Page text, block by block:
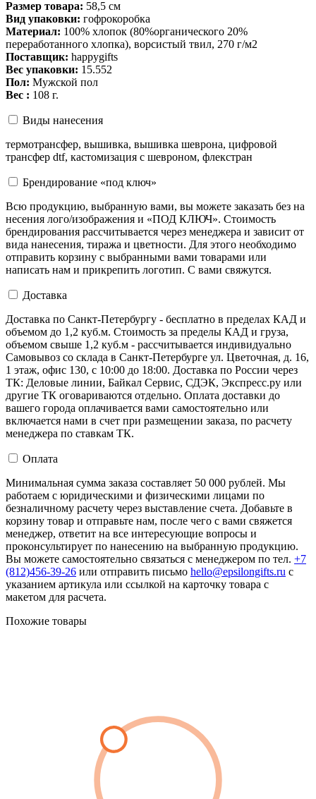
Размер товара: 58,5 см
Вид упаковки: гофрокоробка
Материал: 100% хлопок (80%органического 20%
переработанного хлопка), ворсистый твил, 270 г/м2
Поставщик: happygifts
Вес упаковки: 15.552
Пол: Мужской пол
Вес : 108 г.
Виды нанесения
термотрансфер, вышивка, вышивка шеврона, цифровой
трансфер dtf, кастомизация с шевроном, флекстран
Брендирование «под ключ»
Всю продукцию, выбранную вами, вы можете заказать без на
несения лого/изображения и «ПОД КЛЮЧ». Стоимость
брендирования рассчитывается через менеджера и зависит от
вида нанесения, тиража и цветности. Для этого необходимо
отправить корзину с выбранными вами товарами или
написать нам и прикрепить логотип. С вами свяжутся.
Доставка
Доставка по Санкт-Петербургу - бесплатно в пределах КАД и
объемом до 1,2 куб.м. Стоимость за пределы КАД и груза,
объемом свыше 1,2 куб.м - рассчитывается индивидуально
Самовывоз со склада в Санкт-Петербурге ул. Цветочная, д. 16,
1 этаж, офис 130, с 10:00 до 18:00. Доставка по России через
ТК: Деловые линии, Байкал Сервис, СДЭК, Экспресс.ру или
другие ТК оговариваются отдельно. Оплата доставки до
вашего города оплачивается вами самостоятельно или
включается нами в счет при размещении заказа, по расчету
менеджера по ставкам ТК.
Оплата
Минимальная сумма заказа составляет 50 000 рублей. Мы
работаем с юридическими и физическими лицами по
безналичному расчету через выставление счета. Добавьте в
корзину товар и отправьте нам, после чего с вами свяжется
менеджер, ответит на все интересующие вопросы и
проконсультирует по нанесению на выбранную продукцию.
Вы можете самостоятельно связаться с менеджером по тел. +7
(812)456-39-26 или отправить письмо hello@epsilongifts.ru с
указанием артикула или ссылкой на карточку товара с
макетом для расчета.
Похожие товары